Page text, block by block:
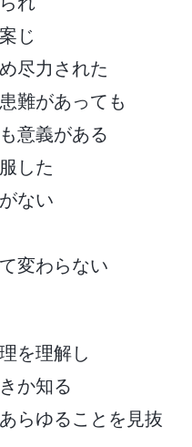
じ
尽力された
難があっても
意義がある
した
ない
変わらない
を理解し
か知る
らゆることを見抜